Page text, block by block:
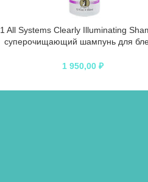
1 All Systems Clearly Illuminating
суперочищающий шампунь для
1 950,00₽